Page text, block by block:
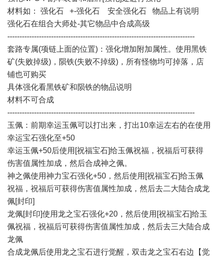
材料如： 强化石 +-强化石 安全强化石 物品上有说明
强化石在组合大师处-其它物品中合成高级
-----------------------------------------------------------------------------
套路专属(项链上面的位置)：强化增加附加属性。使用黑铁
矿(失败掉级)，陨铁(失败不掉级)，所有怪物均可掉落，店
铺也可购买
具体强化看黑铁矿和陨铁的物品说明
材料不可合成
-----------------------------------------------------------------------------
玉佩：前期幸运玉佩可以打出来，打出10幸运左右的在使用
幸运宝石强化至+50
幸运玉佩+50后使用[祝福宝石]给玉佩祝福，祝福后可获得
伤害值属性加成，然后合成神之佩。
神之佩使用神力宝石强化+50，然后使用[祝福宝石]给玉佩
祝福，祝福后可获得伤害值属性加成，然后去二大陆合成龙
佩[封印]
龙佩[封印]使用龙之宝石强化+20，然后使用[祝福宝石]给玉
佩祝福，祝福后可获得伤害值属性加成，然后去三大陆合成
龙佩
合成龙佩后使用龙之宝石进行觉醒，双击龙之宝石右边【觉